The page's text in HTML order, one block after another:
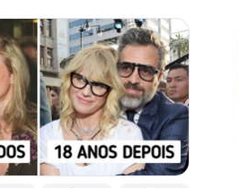
filme chega nos cinemas.
acontecem em muitos
nossas comédias românticas